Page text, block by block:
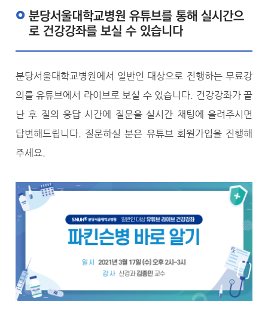
분당서울대학교병원 유튜브를 통해 실시간으
로 건강강좌를 보실 수 있습니다
분당서울대학교병원에서 일반인 대상으로 진행하는 무료강
의를 유튜브에서 라이브로 보실 수 있습니다. 건강강좌가 끝
난 후 질의 응답 시간에 질문을 실시간 채팅에 올려주시면
답변해드립니다. 질문하실 분은 유튜브 회원가입을 진행해
주세요.